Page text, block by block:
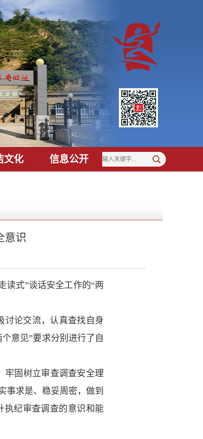
文化 信息公开
意识
读式”谈话安全工作的“两
讨论交流，认真查找自身
意见”要求分别进行了自
牢固树立审查调查安全理
事求是、稳妥周密，做到
执纪审查调查的意识和能